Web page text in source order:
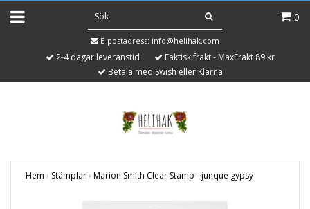
0
E-postadress: info@helihak.com
2-4 dagar leveranstid
Faktisk frakt - MaxFrakt 89 kr
Betala med Swish eller Klarna
Hem › Stämplar› Marion Smith Clear Stamp - junque gypsy